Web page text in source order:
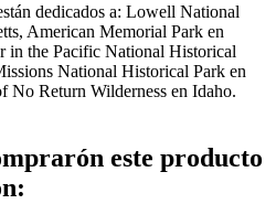
dedicados a: Lowell National
American Memorial Park en
in the Pacific National Historical
National Historical Park en
No Return Wilderness en Idaho.
este producto